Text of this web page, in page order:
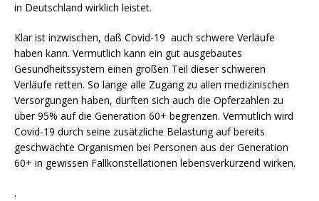
in Deutschland wirklich leistet.
Klar ist inzwischen, daß Covid-19 auch schwere Verläufe
haben kann. Vermutlich kann ein gut ausgebautes
Gesundheitssystem einen großen Teil dieser schweren
Verläufe retten. So lange alle Zugang zu allen medizinischen
Versorgungen haben, dürften sich auch die Opferzahlen zu
über 95% auf die Generation 60+ begrenzen. Vermutlich wird
Covid-19 durch seine zusätzliche Belastung auf bereits
geschwächte Organismen bei Personen aus der Generation
60+ in gewissen Fallkonstellationen lebensverkürzend wirken.
.